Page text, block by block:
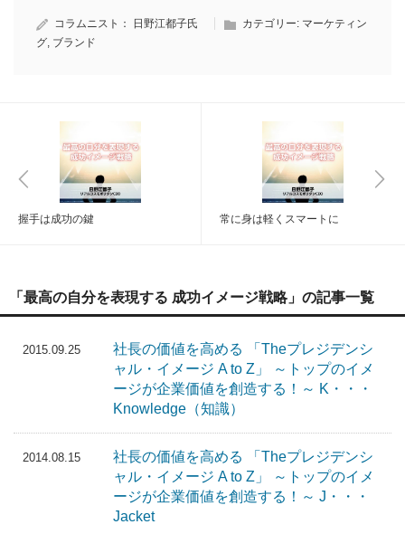
コラムニスト： 日野江都子氏 カテゴリー: マーケティン
グ, ブランド
握手は成功の鍵 常に身は軽くスマートに
「最高の自分を表現する 成功イメージ戦略」の記事一覧
2015.09.25
社長の価値を高める 「Theプレジデンシ
ャル・イメージ A to Z」 ～トップのイメ
ージが企業価値を創造する！～ K・・・
Knowledge（知識）
2014.08.15
社長の価値を高める 「Theプレジデンシ
ャル・イメージ A to Z」 ～トップのイメ
ージが企業価値を創造する！～ J・・・
Jacket